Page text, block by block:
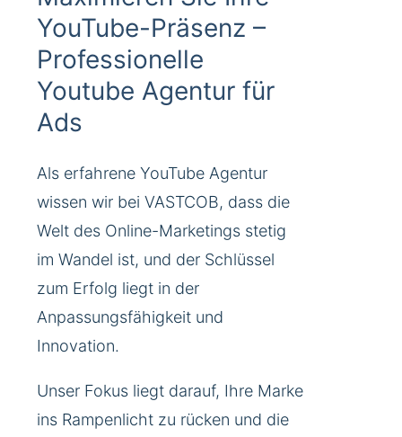
YouTube-Präsenz –
Professionelle
Youtube Agentur für
Ads
Als erfahrene YouTube Agentur
wissen wir bei VASTCOB, dass die
Welt des Online-Marketings stetig
im Wandel ist, und der Schlüssel
zum Erfolg liegt in der
Anpassungsfähigkeit und
Innovation.
Unser Fokus liegt darauf, Ihre Marke
ins Rampenlicht zu rücken und die